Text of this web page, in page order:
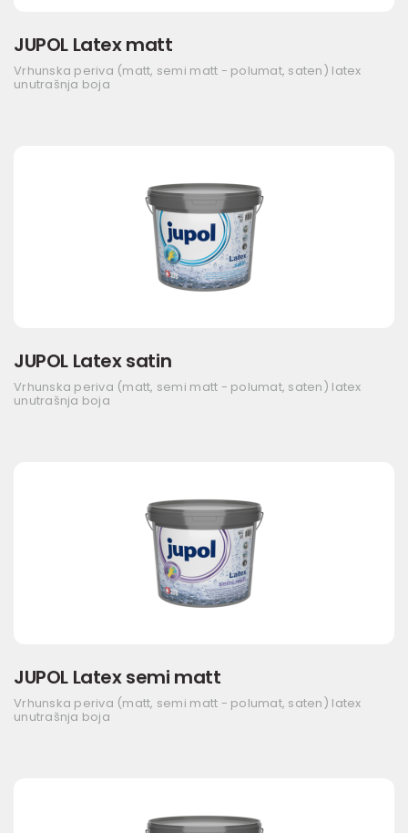
JUPOL Latex matt
Vrhunska periva (matt, semi matt - polumat, saten) latex
unutrašnja boja
JUPOL Latex satin
Vrhunska periva (matt, semi matt - polumat, saten) latex
unutrašnja boja
JUPOL Latex semi matt
Vrhunska periva (matt, semi matt - polumat, saten) latex
unutrašnja boja